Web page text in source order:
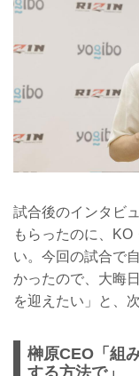
試合後のインタビ
もらったのに、
い。今回の試合で
かったので、大晦
を迎えたい」と、
榊原CEO「組
する方法で」